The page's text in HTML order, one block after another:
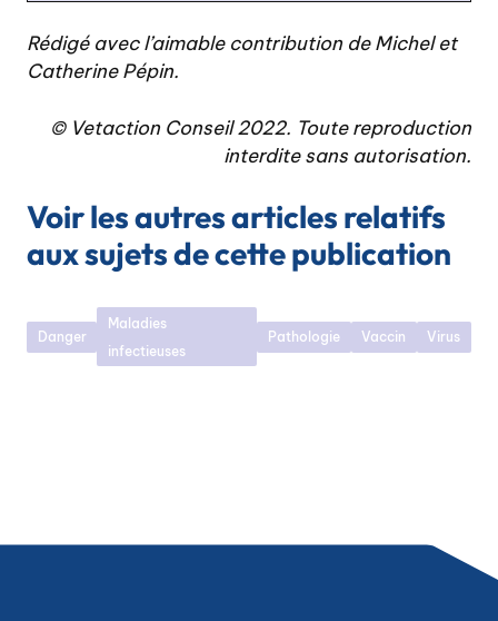
Rédigé avec l’aimable contribution de Michel et
Catherine Pépin.
© Vetaction Conseil 2022. Toute reproduction
interdite sans autorisation.
Voir les autres articles relatifs
aux sujets de cette publication
Danger
Maladies
infectieuses
Pathologie Vaccin Virus